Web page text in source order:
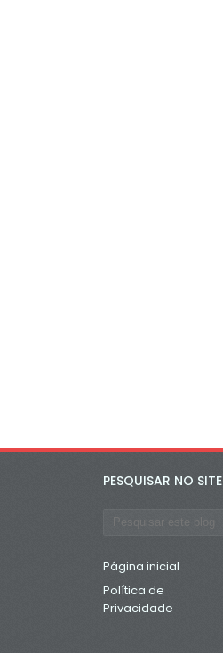
PESQUISAR NO SITE
Página inicial
Política de
Privacidade